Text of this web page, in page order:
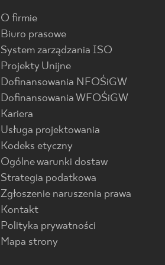
O firmie
Biuro prasowe
System zarządzania ISO
Projekty Unijne
Dofinansowania NFOŚiGW
Dofinansowania WFOŚiGW
Kariera
Usługa projektowania
Kodeks etyczny
Ogólne warunki dostaw
Strategia podatkowa
Zgłoszenie naruszenia prawa
Kontakt
Polityka prywatności
Mapa strony